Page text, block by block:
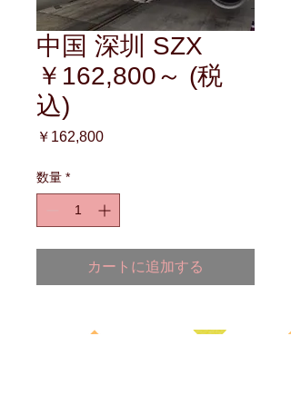
中国 深圳 SZX
￥162,800～ (税
込)
￥162,800価
数量 *
カートに追加する